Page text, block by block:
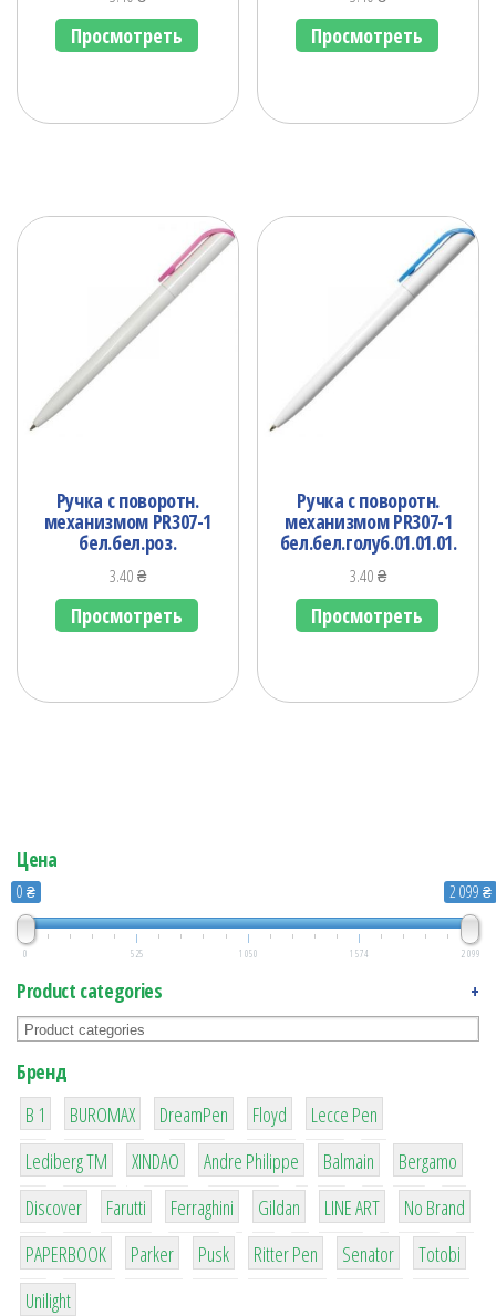
Просмотреть Просмотреть
Ручка с поворотн.
механизмом PR307-1
бел.бел.роз.
3.40₴
Просмотреть
Ручка с поворотн.
механизмом PR307-1
бел.бел.голуб.01.01.01.
3.40₴
Просмотреть
Цена
0 ₴ 2 099 ₴
0 525 1 050 1 574 2 099
Product categories +
Бренд
B 1
1
BUROMAX
1
DreamPen
2
Floyd
2
Lecce Pen
3
Lediberg ТМ
3
XINDAO
1
Andre Philippe
4
Balmain
26
Bergamo
64
Discover
299
Farutti
4
Ferraghini
42
Gildan
4
LINE ART
90
No Brand
8
PAPERBOOK
6
Parker
2
Pusk
22
Ritter Pen
15
Senator
43
Totobi
1
Unilight